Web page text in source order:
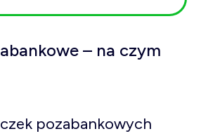
– na czym
pozabankowych